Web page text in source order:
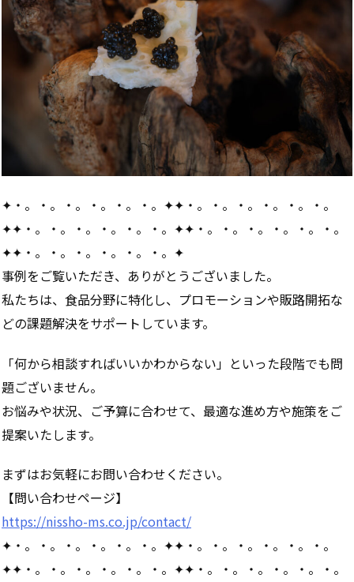
✦・。・。・。・。・。・。✦✦・。・。・。・。・。・。
✦✦・。・。・。・。・。・。✦✦・。・。・。・。・。・。
✦✦・。・。・。・。・。・。✦
事例をご覧いただき、ありがとうございました。
私たちは、食品分野に特化し、プロモーションや販路開拓な
どの課題解決をサポートしています。
「何から相談すればいいかわからない」といった段階でも問
題ございません。
お悩みや状況、ご予算に合わせて、最適な進め方や施策をご
提案いたします。
まずはお気軽にお問い合わせください。
【問い合わせページ】
https://nissho-ms.co.jp/contact/
✦・。・。・。・。・。・。✦✦・。・。・。・。・。・。
✦✦・。・。・。・。・。・。✦✦・。・。・。・。・。・。